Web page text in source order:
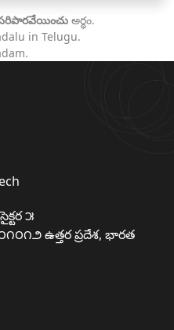
అర్థం.
in Telugu.
౫
ఉత్తర ప్రదేశ, భారత